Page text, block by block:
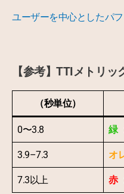
ユーザーを中心としたパ
【参考】TTIメトリッ
（秒単位）
0〜3.8 緑
3.9–7.3 オ
7.3以上 赤